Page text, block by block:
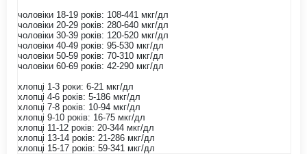
чоловіки 18-19 років: 108-441 мкг/дл
чоловіки 20-29 років: 280-640 мкг/дл
чоловіки 30-39 років: 120-520 мкг/дл
чоловіки 40-49 років: 95-530 мкг/дл
чоловіки 50-59 років: 70-310 мкг/дл
чоловіки 60-69 років: 42-290 мкг/дл
хлопці 1-3 роки: 6-21 мкг/дл
хлопці 4-6 років: 5-186 мкг/дл
хлопці 7-8 років: 10-94 мкг/дл
хлопці 9-10 років: 16-75 мкг/дл
хлопці 11-12 років: 20-344 мкг/дл
хлопці 13-14 років: 21-286 мкг/дл
хлопці 15-17 років: 59-341 мкг/дл